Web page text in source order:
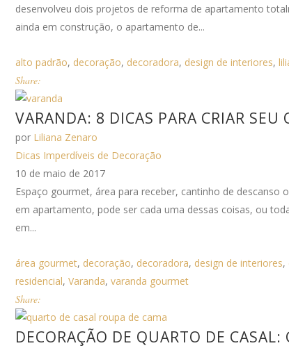
desenvolveu dois projetos de reforma de apartamento
ainda em construção, o apartamento de...
alto padrão, decoração, decoradora, design de interiores,
Share:
VARANDA: 8 DICAS PARA CRIAR SEU
por Liliana Zenaro
Dicas Imperdíveis de Decoração
10 de maio de 2017
Espaço gourmet, área para receber, cantinho de descanso
em apartamento, pode ser cada uma dessas coisas, ou
em...
área gourmet, decoração, decoradora, design de interiores,
residencial, Varanda, varanda gourmet
Share:
DECORAÇÃO DE QUARTO DE